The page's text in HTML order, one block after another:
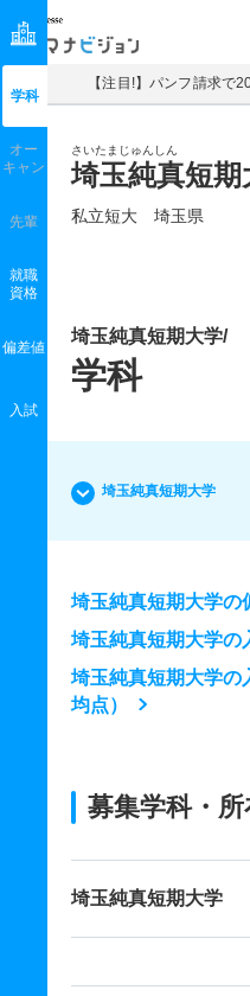
マナビジョン
【注目!】パンフ請求で
さいたまじゅんしん
埼玉純真短期
私立短大 埼玉県
学科
オー
キャン
先輩
就職
資格
偏差値
入試
埼玉純真短期大学/
学科
埼玉純真短期大学
埼玉純真短期大学の
埼玉純真短期大学の
埼玉純真短期大学の
均点）
募集学科・
埼玉純真短期大学